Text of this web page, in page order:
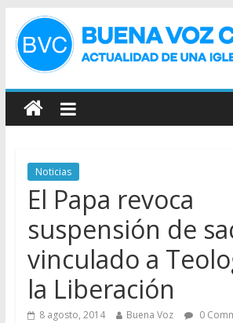
Noticias
El Papa revoca
suspensión de
vinculado a
la Liberación
8 agosto, 2014 Buena Voz 0